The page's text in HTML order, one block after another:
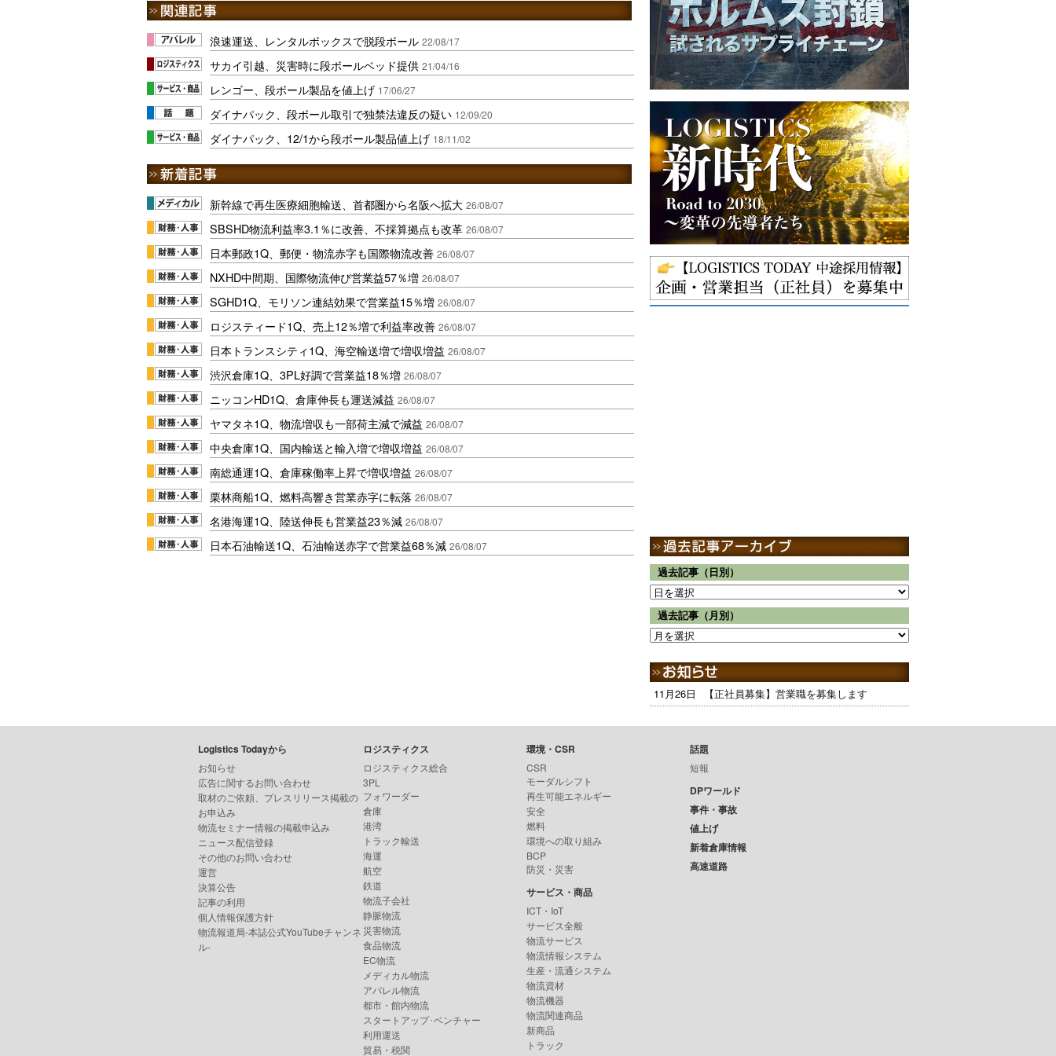
浪速運送、レンタルボックスで脱段ボール 22/08/17
サカイ引越、災害時に段ボールベッド提供 21/04/16
レンゴー、段ボール製品を値上げ 17/06/27
ダイナパック、段ボール取引で独禁法違反の疑い 12/09/20
ダイナパック、12/1から段ボール製品値上げ 18/11/02
新幹線で再生医療細胞輸送、首都圏から名阪へ拡大 26/08/07
SBSHD物流利益率3.1％に改善、不採算拠点も改革 26/08/07
日本郵政1Q、郵便・物流赤字も国際物流改善 26/08/07
NXHD中間期、国際物流伸び営業益57％増 26/08/07
SGHD1Q、モリソン連結効果で営業益15％増 26/08/07
ロジスティード1Q、売上12％増で利益率改善 26/08/07
日本トランスシティ1Q、海空輸送増で増収増益 26/08/07
渋沢倉庫1Q、3PL好調で営業益18％増 26/08/07
ニッコンHD1Q、倉庫伸長も運送減益 26/08/07
ヤマタネ1Q、物流増収も一部荷主減で減益 26/08/07
中央倉庫1Q、国内輸送と輸入増で増収増益 26/08/07
南総通運1Q、倉庫稼働率上昇で増収増益 26/08/07
栗林商船1Q、燃料高響き営業赤字に転落 26/08/07
名港海運1Q、陸送伸長も営業益23％減 26/08/07
日本石油輸送1Q、石油輸送赤字で営業益68％減 26/08/07
過去記事（日別）
過去記事（月別）
11月26日 【正社員募集】営業職を募集します
Logistics Todayから
お知らせ
広告に関するお問い合わせ
取材のご依頼、プレスリリース掲載の
お申込み
物流セミナー情報の掲載申込み
ニュース配信登録
その他のお問い合わせ
運営
決算公告
記事の利用
個人情報保護方針
物流報道局-本誌公式YouTubeチャンネ
ル-
ロジスティクス
ロジスティクス総合
3PL
フォワーダー
倉庫
港湾
トラック輸送
海運
航空
鉄道
物流子会社
静脈物流
災害物流
食品物流
EC物流
メディカル物流
アパレル物流
都市・館内物流
スタートアップ･ベンチャー
利用運送
貿易・税関
環境・CSR
CSR
モーダルシフト
再生可能エネルギー
安全
燃料
環境への取り組み
BCP
防災・災害
サービス・商品
ICT・IoT
サービス全般
物流サービス
物流情報システム
生産・流通システム
物流資材
物流機器
物流関連商品
新商品
トラック
話題
短報
DPワールド
事件・事故
値上げ
新着倉庫情報
高速道路